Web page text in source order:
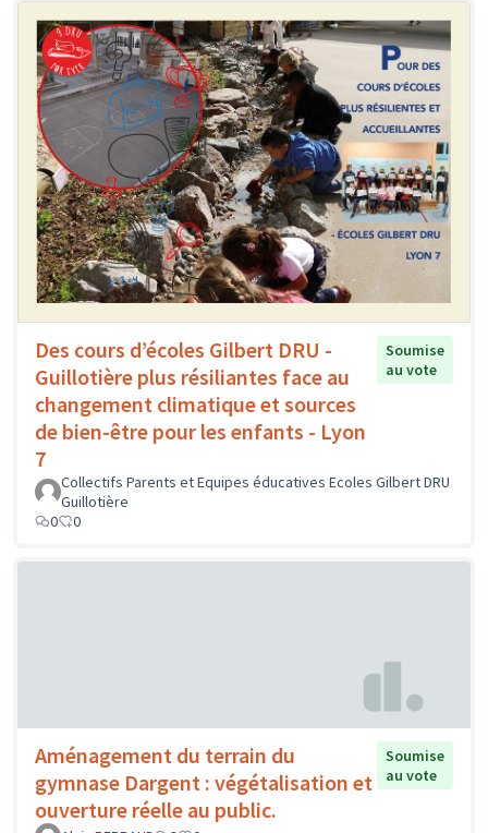
Des cours d’écoles Gilbert DRU -
Guillotière plus résiliantes face au
changement climatique et sources
de bien-être pour les enfants - Lyon
7
Soumise
au vote
Collectifs Parents et Equipes éducatives Ecoles Gilbert DRU
Guillotière
0
0
Aménagement du terrain du
gymnase Dargent : végétalisation et
ouverture réelle au public.
Soumise
au vote